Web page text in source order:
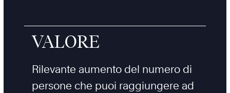
VALORE
Rilevante aumento del numero di
persone che puoi raggiungere ad